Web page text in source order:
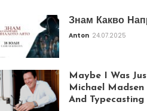
Знам Какво
Anton 24.07.2025
Maybe I Was
Michael Madsen
And Typecasting